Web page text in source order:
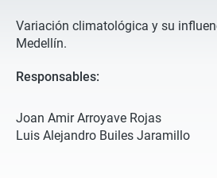
Variación climatológica y su
Medellín.
Responsables:
Joan Amir Arroyave Rojas
Luis Alejandro Builes Jaramillo